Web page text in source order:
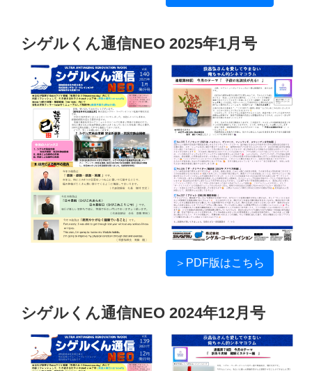
シゲルくん通信NEO 2025年1月号
＞PDF版はこちら
シゲルくん通信NEO 2024年12月号